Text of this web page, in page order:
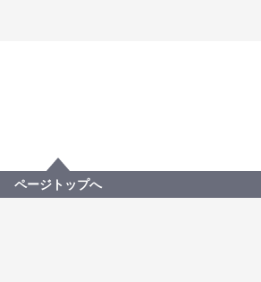
ページトップへ